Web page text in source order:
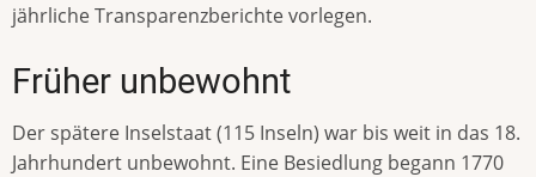
jährliche Transparenzberichte vorlegen.
Früher unbewohnt
Der spätere Inselstaat (115 Inseln) war bis weit in das 18.
Jahrhundert unbewohnt. Eine Besiedlung begann 1770